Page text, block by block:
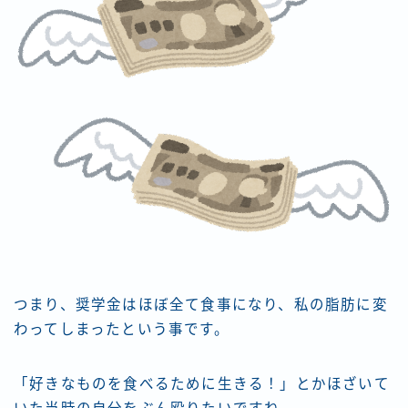
つまり、奨学金はほぼ全て食事になり、私の脂肪に変
わってしまったという事です。
「好きなものを食べるために生きる！」とかほざいて